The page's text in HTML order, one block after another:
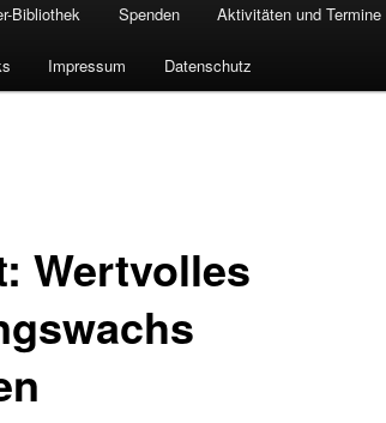
Bibliothek Spenden Aktivitäten und Termine
Impressum Datenschutz
Wertvolles